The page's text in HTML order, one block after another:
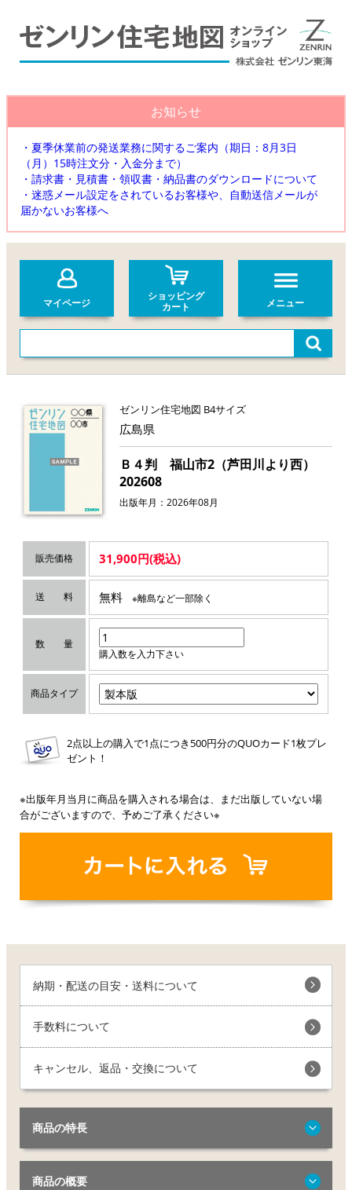
お知らせ
・夏季休業前の発送業務に関するご案内（期日：8月3日
（月）15時注文分・入金分まで）
・請求書・見積書・領収書・納品書のダウンロードについて
・迷惑メール設定をされているお客様や、自動送信メールが
届かないお客様へ
マイページ
ショッピング
カート
メニュー
ゼンリン住宅地図 B4サイズ
広島県
Ｂ４判 福山市2（芦田川より西）
202608
出版年月：2026年08月
販売価格 31,900円(税込)
送 料 無料 ※離島など一部除く
数 量
購入数を入力下さい
商品タイプ
2点以上の購入で1点につき500円分のQUOカード1枚プレ
ゼント！
※出版年月当月に商品を購入される場合は、まだ出版していない場
合がございますので、予めご了承ください※
納期・配送の目安・送料について
手数料について
キャンセル、返品・交換について
商品の特長
商品の概要